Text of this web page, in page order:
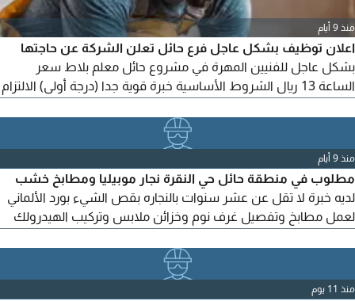
منذ 9 أيام
اعلان توظيف بشكل عاجل فرع حائل تعلن الشركة عن حاجتها
بشكل عاجل للفنيين المهرة في مشروع حائل معلم بلاط سعر
الساعة 13 ريال الشروط الأساسية خبرة قوية جدا (درجة أولى) الالتزام
الخبرة المطلوبة. الاختبار الى موجود في مكة نجمع الناس وبيجي باص
وبيخدكم اجتياز الاختبار تعيين فوري. الاجراءات منظمة جدا وسريعة
منذ 9 أيام
مطلوب في منطقة حائل حي النقرة نجار موبيليا ومطابخ خشب
لديه خبرة لا تقل عن عشر سنوات بالنجاره بقص الشيء بورد الألماني
لعمل مطابخ وتفصيل غرف نوم وخزائن ملابس وتركيب الهيدرولك
4000 ألاف ريال العمل مدة شهرين والسكن بنفس الشغل فقط
منذ 11 يوم